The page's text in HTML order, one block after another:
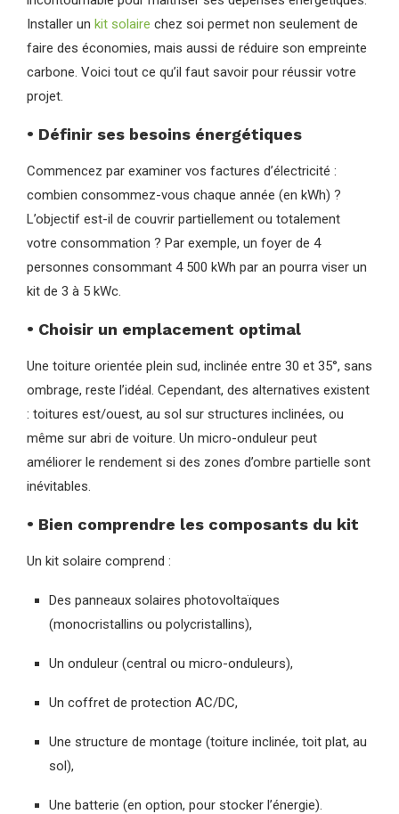
Installer un kit solaire chez soi permet non seulement de
faire des économies, mais aussi de réduire son empreinte
carbone. Voici tout ce qu’il faut savoir pour réussir votre
projet.
• Définir ses besoins énergétiques
Commencez par examiner vos factures d’électricité :
combien consommez-vous chaque année (en kWh) ?
L’objectif est-il de couvrir partiellement ou totalement
votre consommation ? Par exemple, un foyer de 4
personnes consommant 4 500 kWh par an pourra viser un
kit de 3 à 5 kWc.
• Choisir un emplacement optimal
Une toiture orientée plein sud, inclinée entre 30 et 35°, sans
ombrage, reste l’idéal. Cependant, des alternatives existent
: toitures est/ouest, au sol sur structures inclinées, ou
même sur abri de voiture. Un micro-onduleur peut
améliorer le rendement si des zones d’ombre partielle sont
inévitables.
• Bien comprendre les composants du kit
Un kit solaire comprend :
Des panneaux solaires photovoltaïques
(monocristallins ou polycristallins),
Un onduleur (central ou micro-onduleurs),
Un coffret de protection AC/DC,
Une structure de montage (toiture inclinée, toit plat, au
sol),
Une batterie (en option, pour stocker l’énergie).